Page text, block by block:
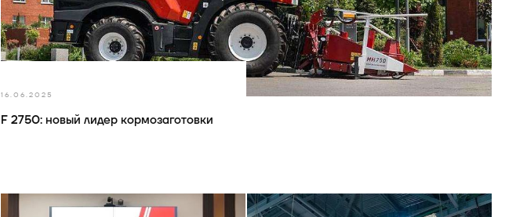
16.06.2025
F 2750: новый лидер кормозаготовки